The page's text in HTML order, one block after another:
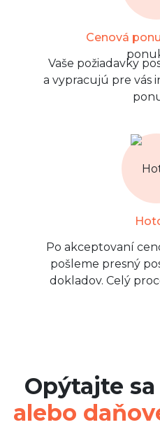
Cenová
Vaše požiadavky
a vypracujú pre vás
Po akceptovaní
pošleme presný
dokladov. Celý
Opýtajte sa
alebo